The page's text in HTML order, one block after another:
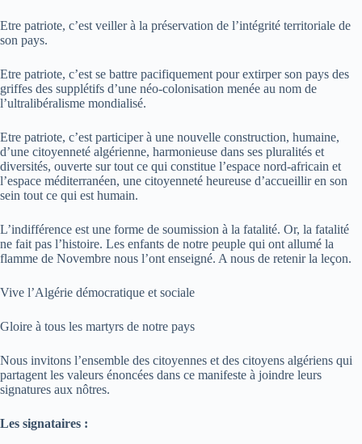
Etre patriote, c’est veiller à la préservation de l’intégrité territoriale de
son pays.
Etre patriote, c’est se battre pacifiquement pour extirper son pays des
griffes des supplétifs d’une néo-colonisation menée au nom de
l’ultralibéralisme mondialisé.
Etre patriote, c’est participer à une nouvelle construction, humaine,
d’une citoyenneté algérienne, harmonieuse dans ses pluralités et
diversités, ouverte sur tout ce qui constitue l’espace nord-africain et
l’espace méditerranéen, une citoyenneté heureuse d’accueillir en son
sein tout ce qui est humain.
L’indifférence est une forme de soumission à la fatalité. Or, la fatalité
ne fait pas l’histoire. Les enfants de notre peuple qui ont allumé la
flamme de Novembre nous l’ont enseigné. A nous de retenir la leçon.
Vive l’Algérie démocratique et sociale
Gloire à tous les martyrs de notre pays
Nous invitons l’ensemble des citoyennes et des citoyens algériens qui
partagent les valeurs énoncées dans ce manifeste à joindre leurs
signatures aux nôtres.
Les signataires :